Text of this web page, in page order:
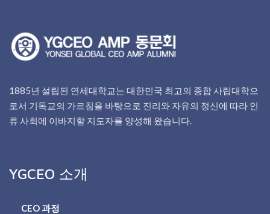
1885년 설립된 연세대학교는 대한민국 최고의 종합 사립대학으
로서 기독교의 가르침을 바탕으로 진리와 자유의 정신에 따라 인
류 사회에 이바지할 지도자를 양성해 왔습니다.
YGCEO 소개
CEO 과정